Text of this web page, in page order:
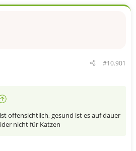
#10.901
offensichtlich, gesund ist es auf dauer
nicht für Katzen